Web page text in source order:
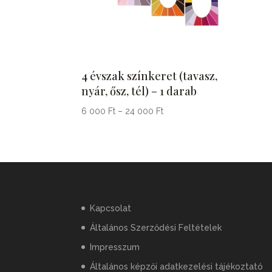
4 évszak színkeret (tavasz,
nyár, ősz, tél) – 1 darab
6 000 Ft – 24 000 FtÁrtartomány:
Kapcsolat
Általános Szerződési Feltételek
Impresszum
Általános képzői adatkezelési tájékoztató